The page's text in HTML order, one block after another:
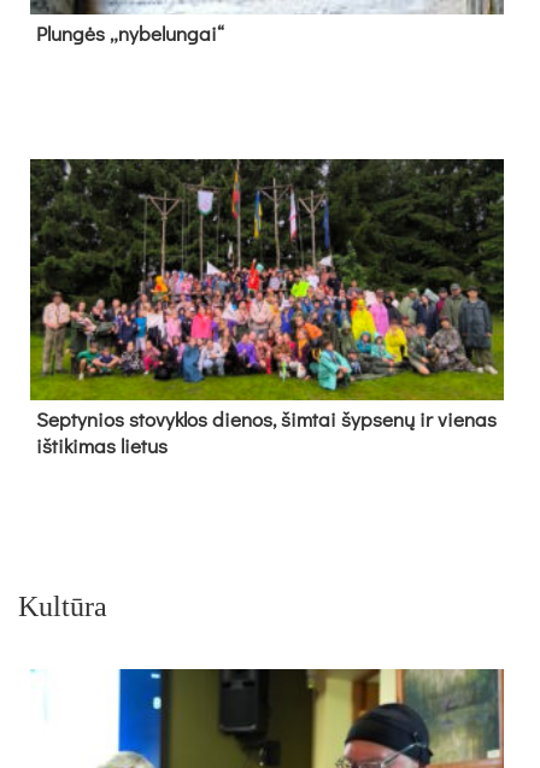
Plun­gės „ny­be­lun­gai“
Sep­ty­nios sto­vyk­los die­nos, šim­tai šyp­se­nų ir vie­nas
iš­ti­ki­mas lie­tus
Kultūra